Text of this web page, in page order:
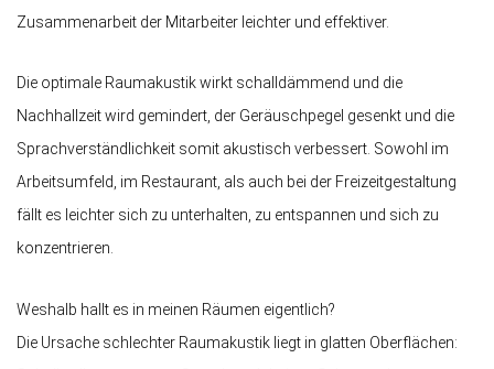
Zusammenarbeit der Mitarbeiter leichter und effektiver.
Die optimale Raumakustik wirkt schalldämmend und die
Nachhallzeit wird gemindert, der Geräuschpegel gesenkt und die
Sprachverständlichkeit somit akustisch verbessert. Sowohl im
Arbeitsumfeld, im Restaurant, als auch bei der Freizeitgestaltung
fällt es leichter sich zu unterhalten, zu entspannen und sich zu
konzentrieren.
Weshalb hallt es in meinen Räumen eigentlich?
Die Ursache schlechter Raumakustik liegt in glatten Oberflächen: